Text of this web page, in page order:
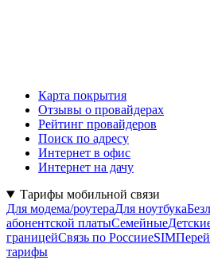
Карта покрытия
Отзывы о провайдерах
Рейтинг провайдеров
Поиск по адресу
Интернет в офис
Интернет на дачу
Тарифы мобильной связи
Для модема/роутераДля ноутбука
абонентской платыСемейные
границейСвязь по РоссииeSIM
тарифы